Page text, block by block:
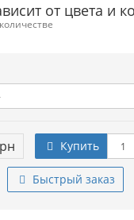
от цвета и
Купить
Быстрый заказ